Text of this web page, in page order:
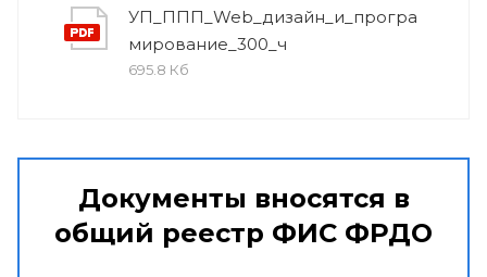
УП_ППП_Web_дизайн_и_програ
мирование_300_ч
695.8 Кб
Документы вносятся в
общий реестр ФИС ФРДО